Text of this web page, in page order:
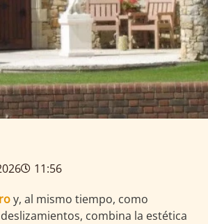
11:56
y, al mismo tiempo, como
combina la estética